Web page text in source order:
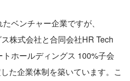
ベンチャー企業ですが、
株式会社と合同会社HR Tech
ホールディングス 100%子会
た企業体制を築いています。こ